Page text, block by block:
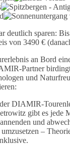
deutlich sparen:
von 3490 €
an Bord
Partner
und
DIAMIR-
gibt es jede
und
–